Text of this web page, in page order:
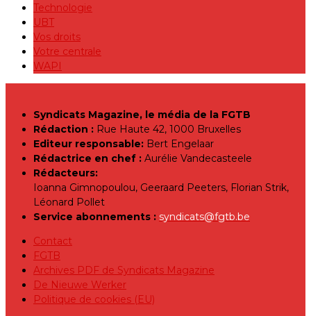
Technologie
UBT
Vos droits
Votre centrale
WAPI
Syndicats Magazine, le média de la FGTB
Rédaction : Rue Haute 42, 1000 Bruxelles
Editeur responsable: Bert Engelaar
Rédactrice en chef : Aurélie Vandecasteele
Rédacteurs:
Ioanna Gimnopoulou, Geeraard Peeters, Florian Strik,
Léonard Pollet
Service abonnements : syndicats@fgtb.be
Contact
FGTB
Archives PDF de Syndicats Magazine
De Nieuwe Werker
Politique de cookies (EU)